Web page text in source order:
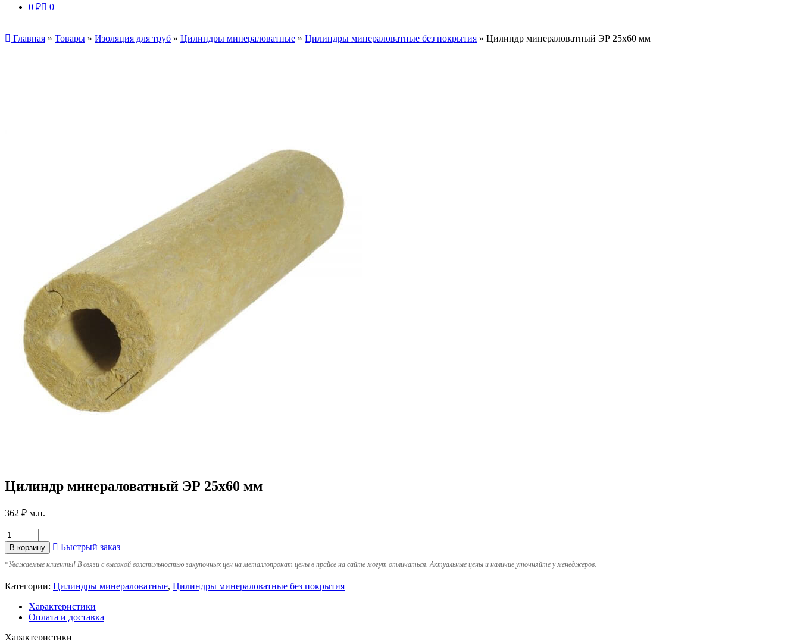
0 ₽ 0
Главная » Товары » Изоляция для труб » Цилиндры минераловатные » Цилиндры минераловатные без покрытия » Цилиндр минераловатный ЭР 25х60 мм
Цилиндр минераловатный ЭР 25х60 мм
362 ₽ м.п.
В корзину Быстрый заказ
*Уважаемые клиенты! В связи с высокой волатильностью закупочных цен на металлопрокат цены в прайсе на сайте могут отличаться. Актуальные цены и наличие уточняйте у менеджеров.
Категории: Цилиндры минераловатные, Цилиндры минераловатные без покрытия
Характеристики
Оплата и доставка
Характеристики